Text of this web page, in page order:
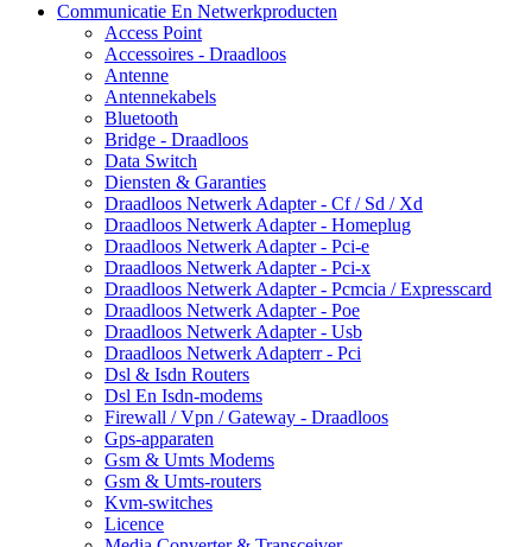
Communicatie En Netwerkproducten
Access Point
Accessoires - Draadloos
Antenne
Antennekabels
Bluetooth
Bridge - Draadloos
Data Switch
Diensten & Garanties
Draadloos Netwerk Adapter - Cf / Sd / Xd
Draadloos Netwerk Adapter - Homeplug
Draadloos Netwerk Adapter - Pci-e
Draadloos Netwerk Adapter - Pci-x
Draadloos Netwerk Adapter - Pcmcia / Expresscard
Draadloos Netwerk Adapter - Poe
Draadloos Netwerk Adapter - Usb
Draadloos Netwerk Adapterr - Pci
Dsl & Isdn Routers
Dsl En Isdn-modems
Firewall / Vpn / Gateway - Draadloos
Gps-apparaten
Gsm & Umts Modems
Gsm & Umts-routers
Kvm-switches
Licence